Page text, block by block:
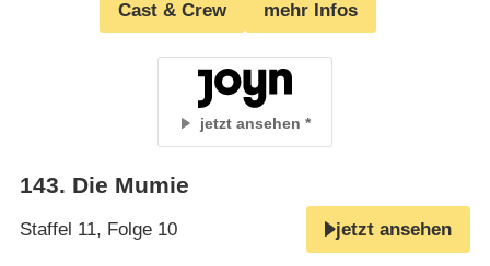
Cast & Crew mehr Infos
jetzt ansehen
143. Die Mumie
Staffel 11, Folge 10 jetzt ansehen